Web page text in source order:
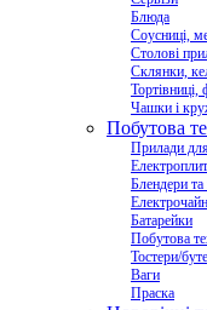
Блюда
Соусниці,
Столові
Склянки,
Тортівниці,
Чашки і
Побутова
Прилади
Блендери та
Батарейки
Побутова
Тостери/
Ваги
Праска